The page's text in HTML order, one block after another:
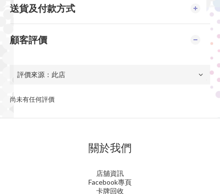
送貨及付款方式
顧客評價
尚未有任何評價
關於我們
店舖資訊
Facebook專頁
卡牌回收